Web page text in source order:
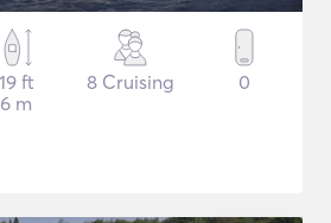
19 ft
6 m
8 Cruising 0